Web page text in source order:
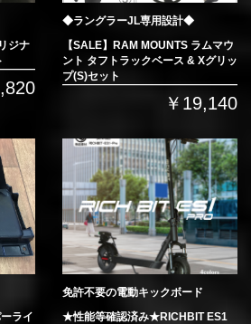
ジナ
◆ラングラーJL専用設計◆
【SALE】RAM MOUNTS ラムマウ
ント タフトラックベース & Xグリッ
プ(S)セット
￥19,140
ライ
免許不要の電動キックボード
★性能等確認済み★RICHBIT ES1